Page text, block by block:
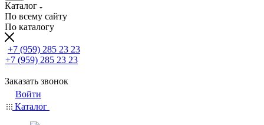
Каталог
По всему сайту
По каталогу
+7 (959) 285 23 23
+7 (959) 285 23 23
Заказать звонок
Войти
Каталог